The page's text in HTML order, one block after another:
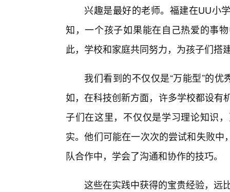
兴趣是最好的老师。福建在UU小
知，一个孩子如果能在自己热爱的事
此，学校和家庭共同努力，为孩子们搭
我们看到的不仅仅是“万能型”的
如，在科技创新方面，许多学校都设有
子们在这里，不仅仅是学习理论知识
实。他们可能在一次次的尝试和失败
队合作中，学会了沟通和协作的技巧。
这些在实践中获得的宝贵经验，远